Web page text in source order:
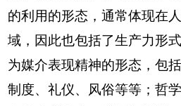
的利用的形态，通常体现在
域，因此也包括了生产力形
为媒介表现精神的形态，包
制度、礼仪、风俗等等；哲